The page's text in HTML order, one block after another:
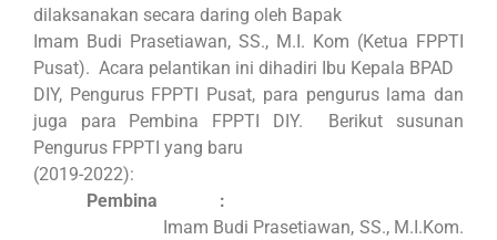
dilaksanakan secara daring oleh Bapak
Imam Budi Prasetiawan, SS., M.I. Kom (Ketua FPPTI
Pusat). Acara pelantikan ini dihadiri Ibu Kepala BPAD
DIY, Pengurus FPPTI Pusat, para pengurus lama dan
juga para Pembina FPPTI DIY.
Berikut susunan
Pengurus FPPTI yang baru
(2019-2022):
Pembina
:
Imam Budi Prasetiawan, SS., M.I.Kom.